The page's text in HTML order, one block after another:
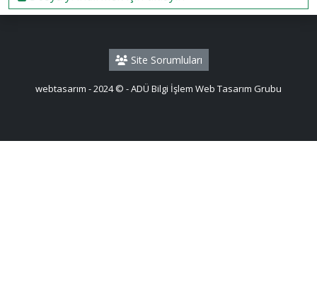
Site Sorumluları
webtasarım - 2024 © - ADÜ Bilgi İşlem Web Tasarım Grubu